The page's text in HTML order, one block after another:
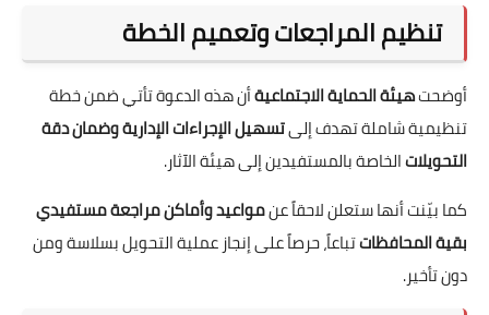
تنظيم المراجعات وتعميم الخطة
أوضحتهيئة الحماية الاجتماعيةأن هذه الدعوة تأتي ضمن خطة
تنظيمية شاملة تهدف إلىتسهيل الإجراءات الإدارية وضمان دقة
التحويلاتالخاصة بالمستفيدين إلى هيئة الآثار.
كما بيّنت أنها ستعلن لاحقاً عنمواعيد وأماكن مراجعة مستفيدي
بقية المحافظاتتباعاً، حرصاً على إنجاز عملية التحويل بسلاسة ومن
دون تأخير.